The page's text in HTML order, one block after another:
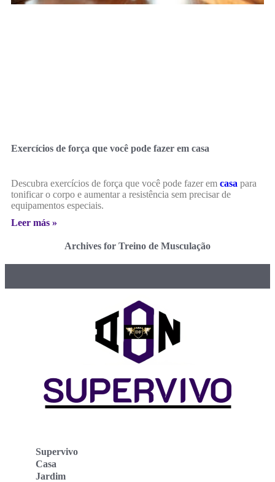
Exercícios de força que você pode fazer em casa
Descubra exercícios de força que você pode fazer em casa para
tonificar o corpo e aumentar a resistência sem precisar de
equipamentos especiais.
Leer más »
Archives for Treino de Musculação
Supervivo
Casa
Jardim